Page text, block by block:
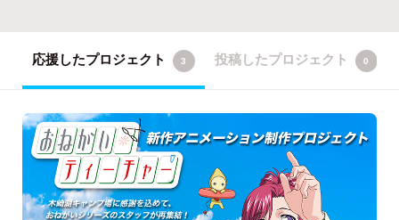
応援したプロジェクト 3 投稿したプロジェクト 0